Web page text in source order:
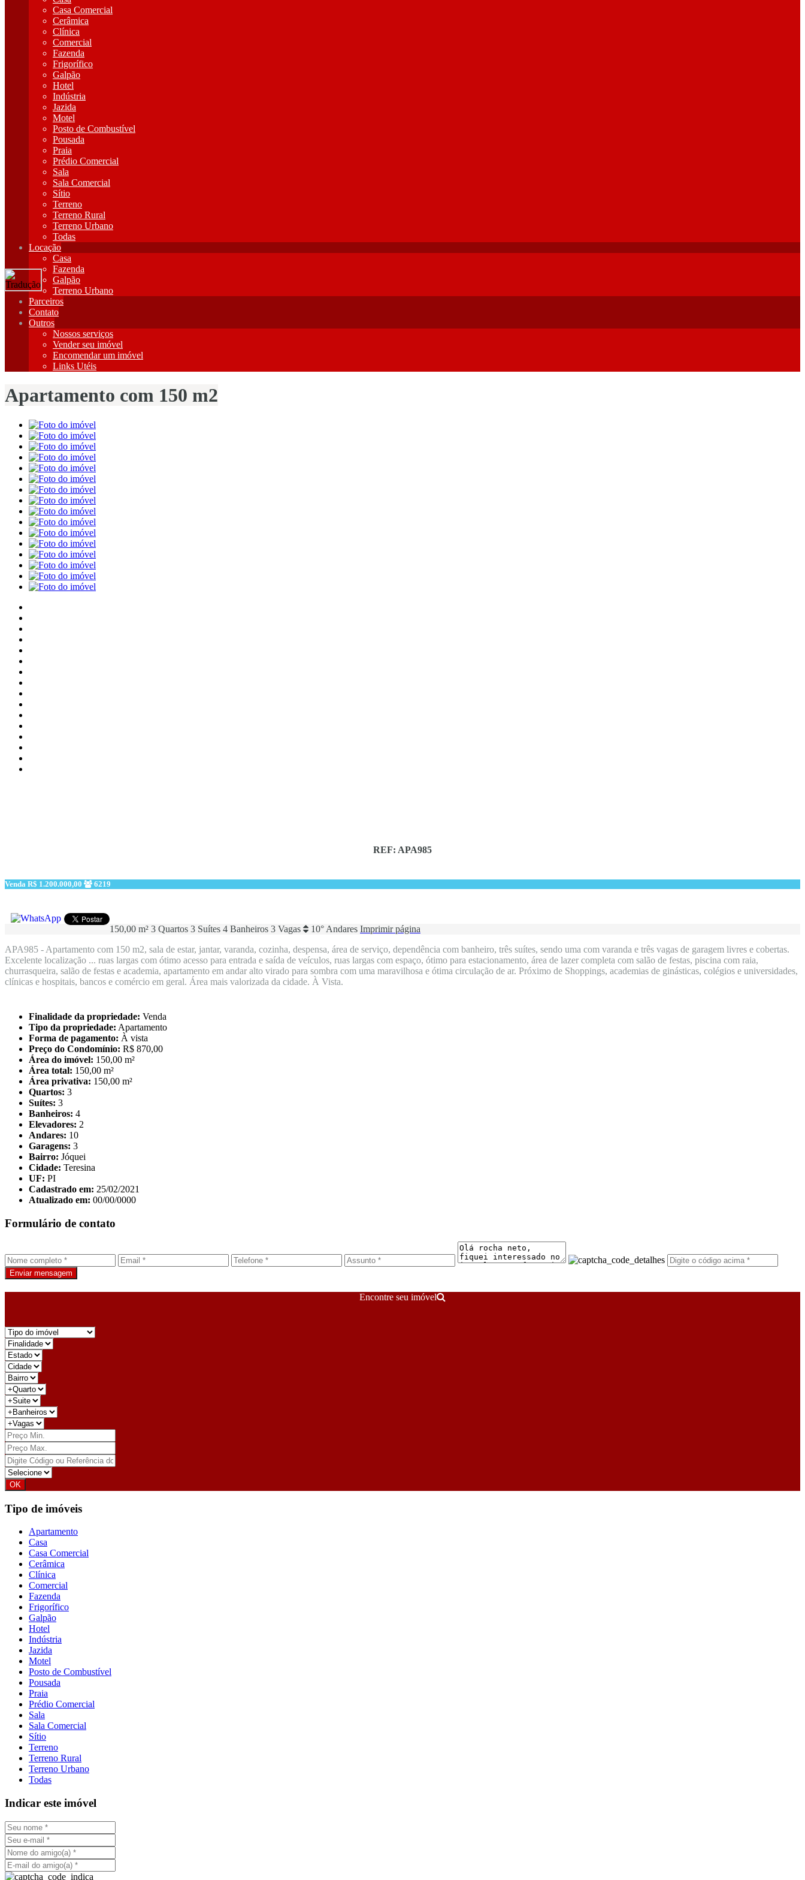
Casa Comercial
Cerâmica
Clínica
Comercial
Fazenda
Frigorífico
Galpão
Hotel
Indústria
Jazida
Motel
Posto de Combustível
Pousada
Praia
Prédio Comercial
Sala
Sala Comercial
Sítio
Terreno
Terreno Rural
Terreno Urbano
Todas
Locação
Casa
Fazenda
Galpão
Terreno Urbano
Parceiros
Contato
Outros
Nossos serviços
Vender seu imóvel
Encomendar um imóvel
Links Utéis
Apartamento com 150 m2
REF: APA985
Venda R$ 1.200.000,00 6219
150,00 m² 3 Quartos 3 Suítes 4 Banheiros 3 Vagas 10° Andares Imprimir página
APA985 - Apartamento com 150 m2, sala de estar, jantar, varanda, cozinha, despensa, área de serviço, dependência com banheiro, três suítes, sendo uma com varanda e três vagas de garagem livres e cobertas.
Excelente localização ... ruas largas com ótimo acesso para entrada e saída de veículos, ruas largas com espaço, ótimo para estacionamento, área de lazer completa com salão de festas, piscina com raia,
churrasqueira, salão de festas e academia, apartamento em andar alto virado para sombra com uma maravilhosa e ótima circulação de ar. Próximo de Shoppings, academias de ginásticas, colégios e universidades,
clínicas e hospitais, bancos e comércio em geral. Área mais valorizada da cidade. À Vista.
Finalidade da propriedade: Venda
Tipo da propriedade: Apartamento
Forma de pagamento: À vista
Preço do Condomínio: R$ 870,00
Área do imóvel: 150,00 m²
Área total: 150,00 m²
Área privativa: 150,00 m²
Quartos: 3
Suítes: 3
Banheiros: 4
Elevadores: 2
Andares: 10
Garagens: 3
Bairro: Jóquei
Cidade: Teresina
UF: PI
Cadastrado em: 25/02/2021
Atualizado em: 00/00/0000
Formulário de contato
Enviar mensagem
Encontre seu imóvel
Tipo de imóveis
Apartamento
Casa
Casa Comercial
Cerâmica
Clínica
Comercial
Fazenda
Frigorífico
Galpão
Hotel
Indústria
Jazida
Motel
Posto de Combustível
Pousada
Praia
Prédio Comercial
Sala
Sala Comercial
Sítio
Terreno
Terreno Rural
Terreno Urbano
Todas
Indicar este imóvel